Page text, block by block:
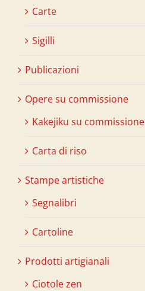
Carte
Sigilli
Publicazioni
Opere su commissione
Kakejiku su commissione
Carta di riso
Stampe artistiche
Segnalibri
Cartoline
Prodotti artigianali
Ciotole zen